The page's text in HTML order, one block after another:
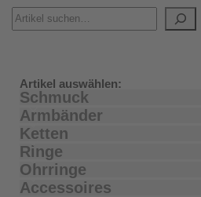
Artikel auswählen:
Schmuck
Armbänder
Ketten
Ringe
Ohrringe
Accessoires